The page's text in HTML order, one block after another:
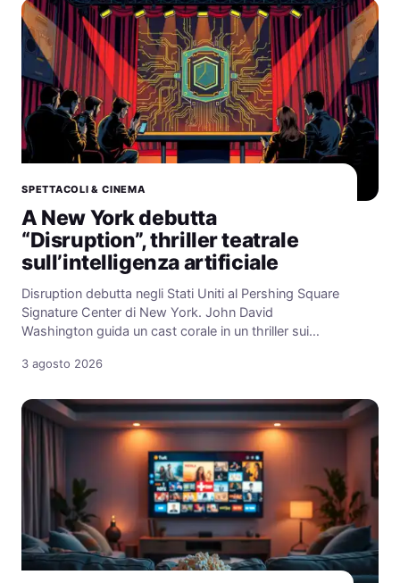
SPETTACOLI & CINEMA
A New York debutta
“Disruption”, thriller teatrale
sull’intelligenza artificiale
Disruption debutta negli Stati Uniti al Pershing Square
Signature Center di New York. John David
Washington guida un cast corale in un thriller sui…
3 agosto 2026